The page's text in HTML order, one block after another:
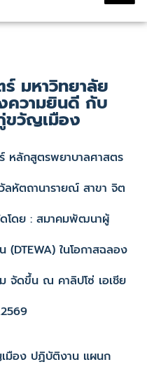
มหาวิทยาลัย
ความยินดี กับ
วัญเมือง
ลักสูตรพยาบาลศาสตร
หัตถานารายณ์ สาขา จิต
โดย : สมาคมพัฒนาผู้
(DTEWA) ในโอกาสฉลอง
จัดขึ้น ณ คาลิปโซ่ เอเชีย
อง ปฏิบัติงาน แผนก